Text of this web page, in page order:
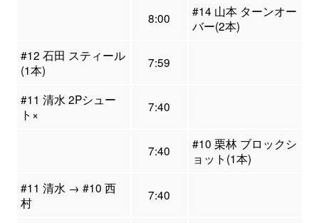
8:00
#14 山本 ターンオー
バー(2本)
#12 石田 スティール
(1本)
7:59
#11 清水 2Pシュー
ト×
7:40
7:40
#10 栗林 ブロックシ
ョット(1本)
#11 清水 → #10 西
村
7:40